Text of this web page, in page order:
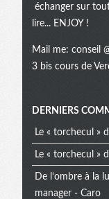
échanger sur
lire... ENJOY !
Mail me: conseil
3 bis cours de
DERNIERS
Le « torchecul »
Le « torchecul »
De l’ombre à la
manager - Caro